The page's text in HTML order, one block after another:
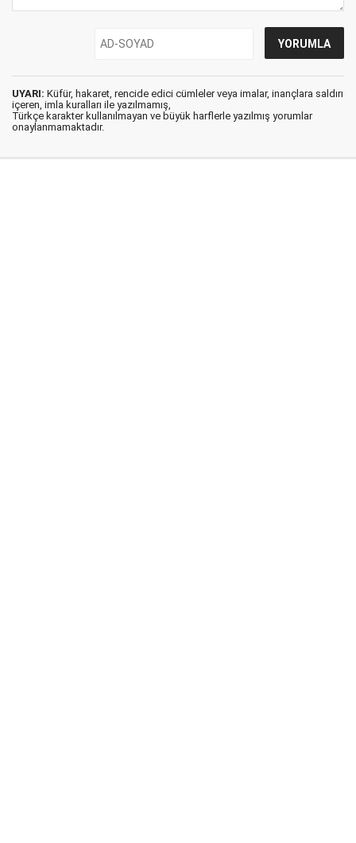
UYARI: Küfür, hakaret, rencide edici cümleler veya imalar, inançlara saldırı
içeren, imla kuralları ile yazılmamış,
Türkçe karakter kullanılmayan ve büyük harflerle yazılmış yorumlar
onaylanmamaktadır.